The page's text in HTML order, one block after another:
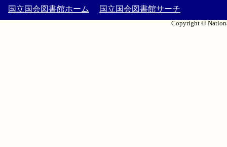
国立国会図書館ホーム 国立国会図書館サーチ
Copyright ©